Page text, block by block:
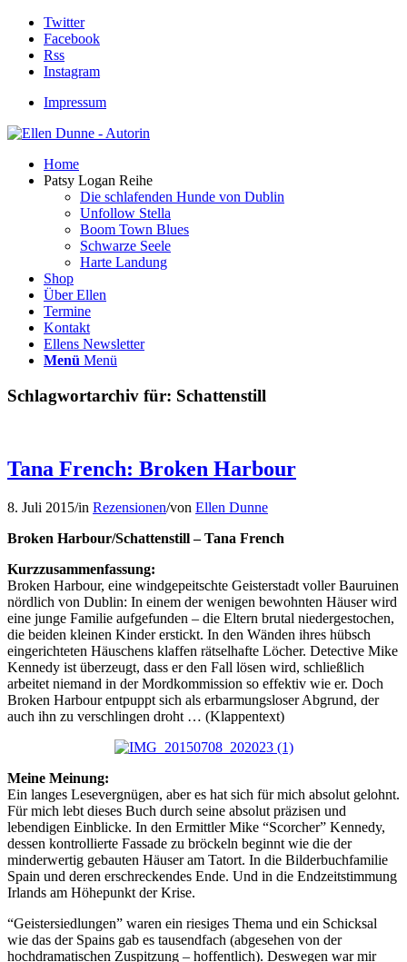
Twitter
Facebook
Rss
Instagram
Impressum
Home
Patsy Logan Reihe
Die schlafenden Hunde von Dublin
Unfollow Stella
Boom Town Blues
Schwarze Seele
Harte Landung
Shop
Über Ellen
Termine
Kontakt
Ellens Newsletter
Menü Menü
Schlagwortarchiv für: Schattenstill
Tana French: Broken Harbour
8. Juli 2015/in Rezensionen/von Ellen Dunne
Broken Harbour/Schattenstill – Tana French
Kurzzusammenfassung:
Broken Harbour, eine windgepeitschte Geisterstadt voller Bauruinen
nördlich von Dublin: In einem der wenigen bewohnten Häuser wird
eine junge Familie aufgefunden – die Eltern brutal niedergestochen,
die beiden kleinen Kinder erstickt. In den Wänden ihres hübsch
eingerichteten Häuschens klaffen rätselhafte Löcher. Detective Mike
Kennedy ist überzeugt, dass er den Fall lösen wird, schließlich
arbeitet niemand in der Mordkommission so effektiv wie er. Doch
Broken Harbour entpuppt sich als erbarmungsloser Abgrund, der
auch ihn zu verschlingen droht … (Klappentext)
Meine Meinung:
Ein langes Lesevergnügen, aber es hat sich für mich absolut gelohnt.
Für mich lebt dieses Buch durch seine absolut präzisen und
lebendigen Einblicke. In den Ermittler Mike “Scorcher” Kennedy,
dessen kontrollierte Fassade zu bröckeln beginnt wie die der
minderwertig gebauten Häuser am Tatort. In die Bilderbuchfamilie
Spain und deren erschreckendes Ende. Und in die Endzeitstimmung
Irlands am Höhepunkt der Krise.
“Geistersiedlungen” waren ein riesiges Thema und ein Schicksal
wie das der Spains gab es tausendfach (abgesehen von der
hochdramatischen Zuspitzung – hoffentlich). Deswegen war mir